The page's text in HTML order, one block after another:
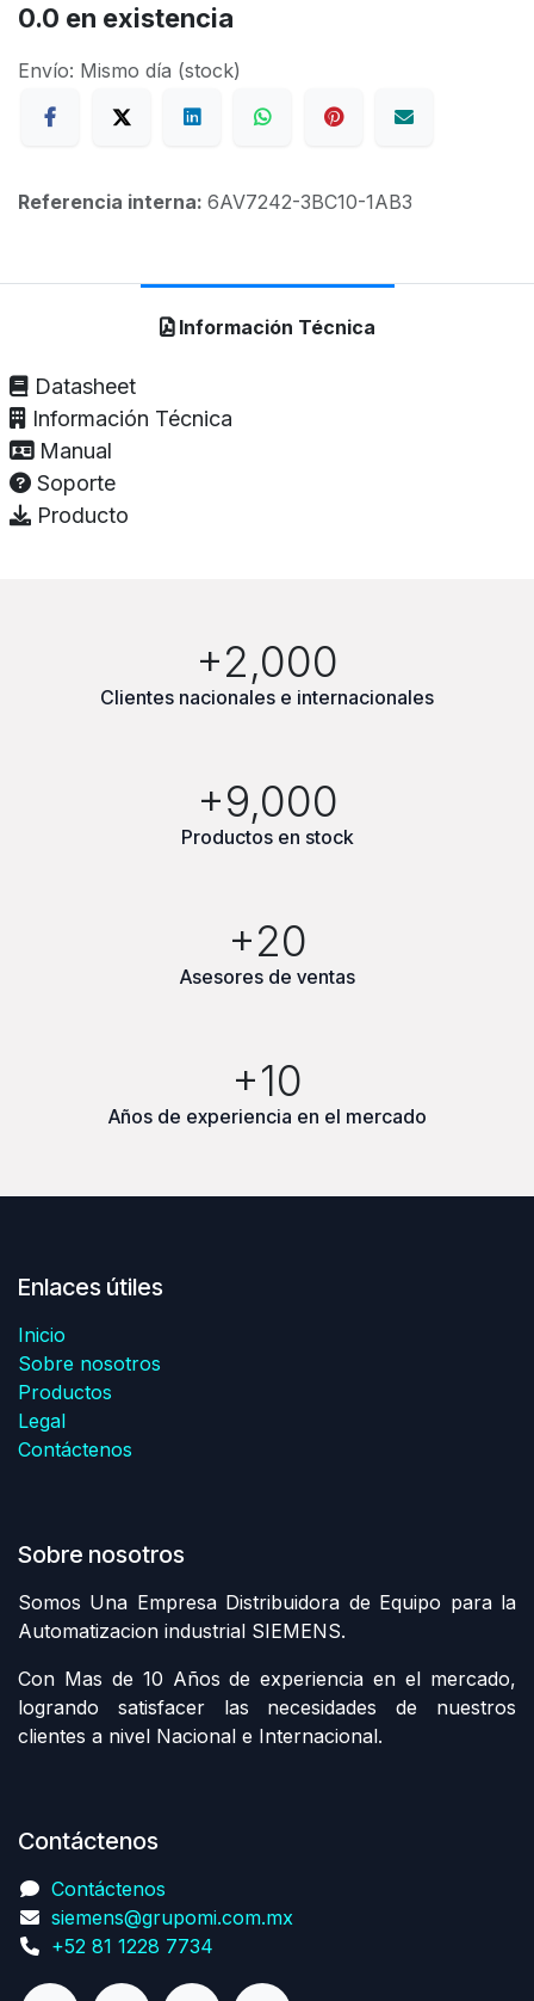
0.0 en existencia
Envío: Mismo día (stock)
Referencia interna: 6AV7242-3BC10-1AB3
Información Técnica
Datasheet
Información Técnica
Manual
Soporte
Producto
+2,000
Clientes nacionales e internacionales
+9,000
Productos en stock
+20
Asesores de ventas
+10
Años de experiencia en el mercado
Enlaces útiles
Inicio
Sobre nosotros
Productos
Legal
Contáctenos
Sobre nosotros
Somos Una Empresa Distribuidora de Equipo para la
Automatizacion industrial SIEMENS.
Con Mas de 10 Años de experiencia en el mercado,
logrando satisfacer las necesidades de nuestros
clientes a nivel Nacional e Internacional.
Contáctenos
Contáctenos
siemens@grupomi.com.mx
+52 81 1228 7734